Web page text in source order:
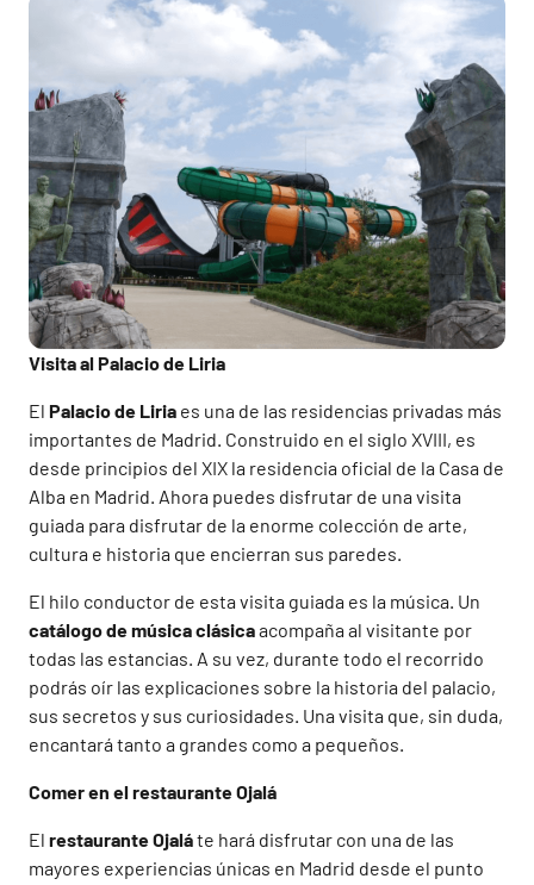
Visita al Palacio de Liria
El Palacio de Liria es una de las residencias privadas más
importantes de Madrid. Construido en el siglo XVIII, es
desde principios del XIX la residencia oficial de la Casa de
Alba en Madrid. Ahora puedes disfrutar de una visita
guiada para disfrutar de la enorme colección de arte,
cultura e historia que encierran sus paredes.
El hilo conductor de esta visita guiada es la música. Un
catálogo de música clásicaacompaña al visitante por
todas las estancias. A su vez, durante todo el recorrido
podrás oír las explicaciones sobre la historia del palacio,
sus secretos y sus curiosidades. Una visita que, sin duda,
encantará tanto a grandes como a pequeños.
Comer en el restaurante Ojalá
El restaurante Ojaláte hará disfrutar con una de las
mayores experiencias únicas en Madrid desde el punto